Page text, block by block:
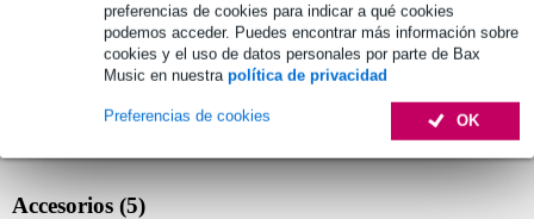
preferencias de cookies para indicar a qué cookies
podemos acceder. Puedes encontrar más información sobre
cookies y el uso de datos personales por parte de Bax
Music en nuestra política de privacidad
OK
Preferencias de cookies
Accesorios (5)